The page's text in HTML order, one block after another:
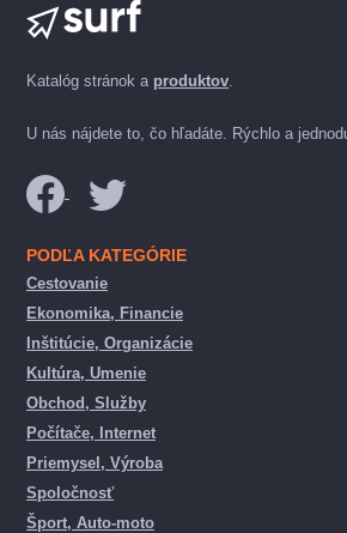
Katalóg stránok a produktov.
U nás nájdete to, čo hľadáte. Rýchlo a
PODĽA KATEGÓRIE
Cestovanie
Ekonomika, Financie
Inštitúcie, Organizácie
Kultúra, Umenie
Obchod, Služby
Počítače, Internet
Priemysel, Výroba
Spoločnosť
Šport, Auto-moto